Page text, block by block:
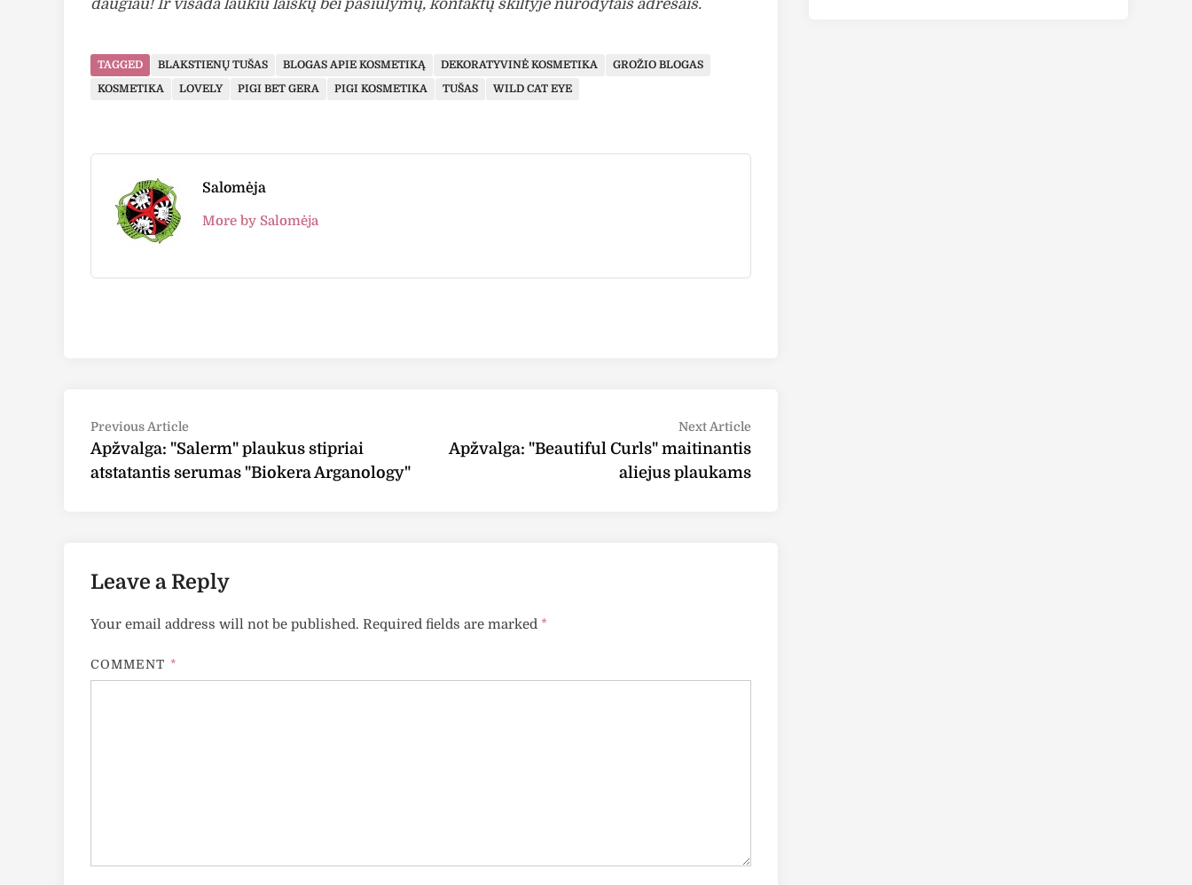
daugiau! Ir visada laukiu laiškų bei pasiūlymų, kontaktų skiltyje nurodytais adresais.
TAGGED BLAKSTIENŲ TUŠAS BLOGAS APIE KOSMETIKĄ DEKORATYVINĖ KOSMETIKA
GROŽIO BLOGAS
KOSMETIKA
LOVELY PIGI BET GERA PIGI KOSMETIKA TUŠAS WILD CAT EYE
Salomėja
More by Salomėja
Post
navigation
Previous Article
article:
Apžvalga: "Salerm" plaukus stipriai
atstatantis serumas "Biokera Arganology"
Next Article
article:
Apžvalga: "Beautiful Curls" maitinantis
aliejus plaukams
Leave a Reply
Your email address will not be published. Required fields are marked *
COMMENT *